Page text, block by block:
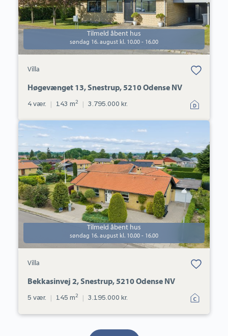
Tilmeld åbent hus
søndag 16. august kl. 10.00 - 16.00
Villa
Bolig er gemt
under dine
Høgevænget 13, Snestrup, 5210 Odense NV
4 vær. | 143 m2 | 3.795.000 kr.
Villa:
Bekkasinvej
2,
Snestrup,
5210
Odense
NV
Tilmeld åbent hus
søndag 16. august kl. 10.00 - 16.00
Villa
Bolig er gemt
under dine
Bekkasinvej 2, Snestrup, 5210 Odense NV
5 vær. | 145 m2 | 3.195.000 kr.